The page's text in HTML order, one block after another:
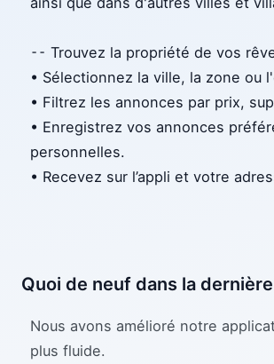
⁃⁃ Trouvez la propriété de vos
• Sélectionnez la ville, la zone ou
• Filtrez les annonces par prix,
• Enregistrez vos annonces
personnelles.
• Recevez sur l’appli et votre
Quoi de neuf dans la
Nous avons amélioré notre
plus fluide.